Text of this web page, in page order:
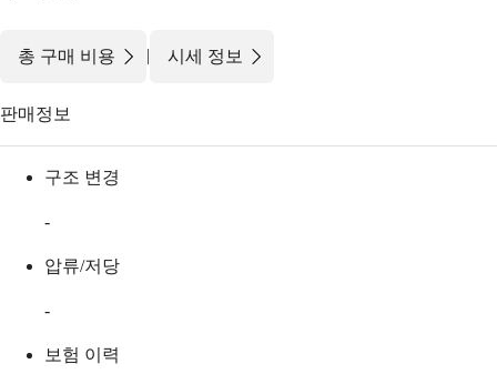
총 구매 비용 | 시세 정보
판매정보
구조 변경
-
압류/저당
-
보험 이력